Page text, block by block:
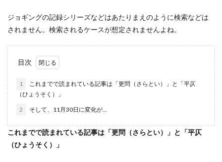
ジョギングの記録シリーズなどはあたりまえのように検索などは
されません。検索されるケースが想定されませんよね。
目次
1
これまでで読まれている記事は「更問（さらとい）」と「平仄
（ひょうそく）」
2 そして、11月30日に変化が…
これまでで読まれている記事は「更問（さらとい）」と「平仄
（ひょうそく）」